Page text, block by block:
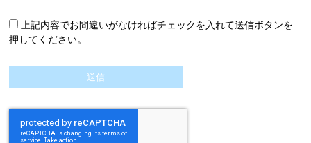
上記内容でお間違いがなければチェックを入れて送信ボタンを
押してください。